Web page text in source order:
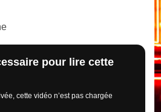
pour lire cette
cette vidéo n’est pas chargée